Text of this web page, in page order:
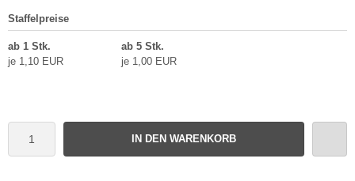
Staffelpreise
ab 1 Stk.
je 1,10 EUR
ab 5 Stk.
je 1,00 EUR
IN DEN WARENKORB